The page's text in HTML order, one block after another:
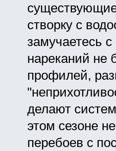
створку с
замучаетесь
нареканий не
профилей,
делают
этом сезоне
перебоев с